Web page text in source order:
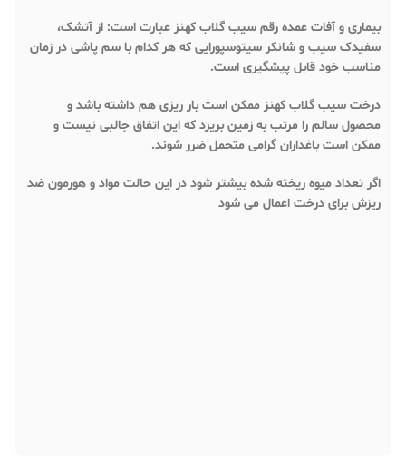
بیماری و آفات عمده رقم سیب گلاب کهنز عبارت است: از آتشک،
سفیدک سیب و شانکر سیتوسپورایی که هر کدام با سم پاشی در زمان
مناسب خود قابل پیشگیری است.
درخت سیب گلاب کهنز ممکن است بار ریزی هم داشته باشد و
محصول سالم را مرتب به زمین بریزد که این اتفاق جالبی نیست و
ممکن است باغداران گرامی متحمل ضرر شوند.
اگر تعداد میوه ریخته شده بیشتر شود در این حالت مواد و هورمون ضد
ریزش برای درخت اعمال می شود